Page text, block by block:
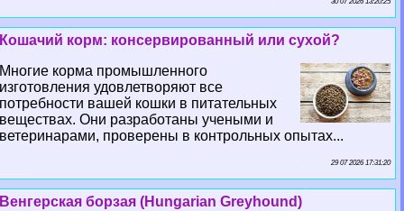
30 07 2026 13:20:25
Кошачий корм: консервированный или сухой?
Многие корма промышленного
изготовления удовлетворяют все
потребности вашей кошки в питательных
веществах. Они разработаны учеными и
ветеринарами, проверены в контрольных опытах...
29 07 2026 17:31:20
Венгерская борзая (Hungarian Greyhound)